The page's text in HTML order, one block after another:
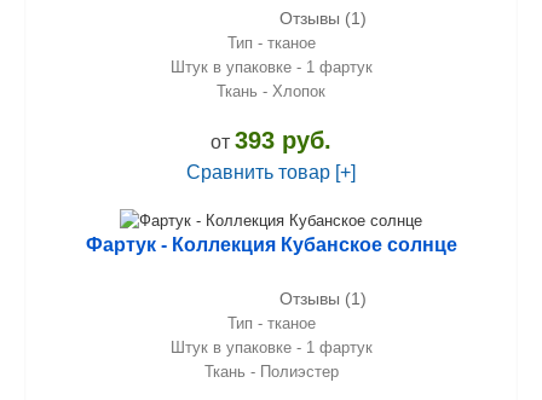
Отзывы (1)
Тип - тканое
Штук в упаковке - 1 фартук
Ткань - Хлопок
от 393 руб.
Сравнить товар [+]
Фартук - Коллекция Кубанское солнце
Отзывы (1)
Тип - тканое
Штук в упаковке - 1 фартук
Ткань - Полиэстер